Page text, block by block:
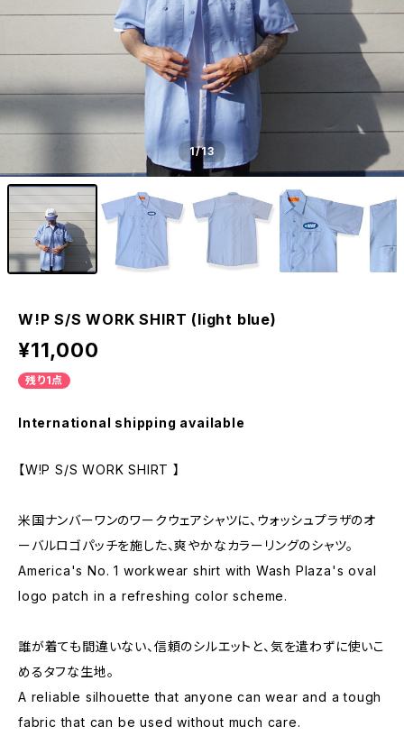
1/13
W!P S/S WORK SHIRT (light blue)
¥11,000
残り1点
International shipping available
【W!P S/S WORK SHIRT 】
米国ナンバーワンのワークウェアシャツに、ウォッシュプラザのオ
ーバルロゴパッチを施した、爽やかなカラーリングのシャツ。
America's No. 1 workwear shirt with Wash Plaza's oval
logo patch in a refreshing color scheme.
誰が着ても間違いない、信頼のシルエットと、気を遣わずに使いこ
めるタフな生地。
A reliable silhouette that anyone can wear and a tough
fabric that can be used without much care.